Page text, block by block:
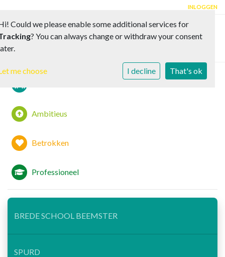
INLOGGEN
Toggle
Ambitieus
Betrokken
Professioneel
BREDE SCHOOL BEEMSTER
SPURD
Could we please enable some additional services for
? You can always change or withdraw your consent
me choose I decline That's ok